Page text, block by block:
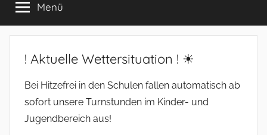
Menü
! Aktuelle Wettersituation ! ☀
Bei Hitzefrei in den Schulen fallen automatisch ab
sofort unsere Turnstunden im Kinder- und
Jugendbereich aus!